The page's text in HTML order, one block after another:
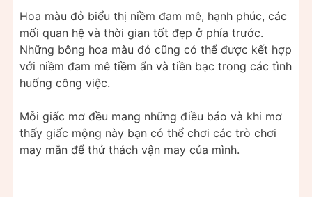
Hoa màu đỏ biểu thị niềm đam mê, hạnh phúc, các
mối quan hệ và thời gian tốt đẹp ở phía trước.
Những bông hoa màu đỏ cũng có thể được kết hợp
với niềm đam mê tiềm ẩn và tiền bạc trong các tình
huống công việc.
Mỗi giấc mơ đều mang những điều báo và khi mơ
thấy giấc mộng này bạn có thể chơi các trò chơi
may mắn để thử thách vận may của mình.